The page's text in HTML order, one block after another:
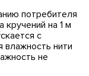
потребителя
кручений на 1 м
с
влажность нити
не